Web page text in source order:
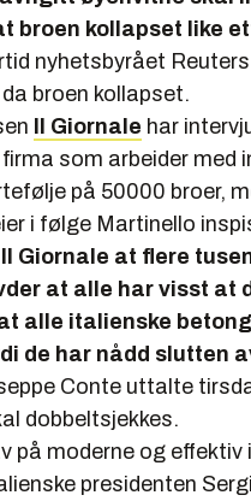
broen kollapset like
nyhetsbyrået
broen kollapset.
Il Giornale har
som arbeider med
på 50000 broer,
i følge Martinello
Giornale at flere
at alle har visst at
alle italienske
de har nådd slutten
Conte uttalte
dobbeltsjekkes.
på moderne og
presidenten